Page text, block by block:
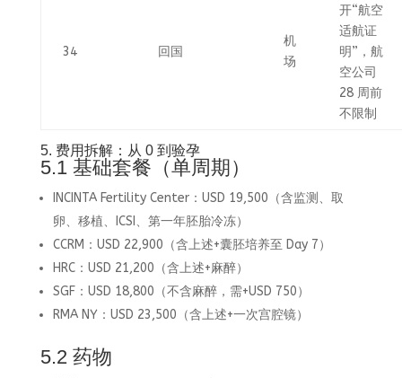
34 回国
机
场
开“航空
适航证
明”，航
空公司
28 周前
不限制
5. 费用拆解：从 0 到验孕
5.1 基础套餐（单周期）
INCINTA Fertility Center：USD 19,500（含监测、取
卵、移植、ICSI、第一年胚胎冷冻）
CCRM：USD 22,900（含上述+囊胚培养至 Day 7）
HRC：USD 21,200（含上述+麻醉）
SGF：USD 18,800（不含麻醉，需+USD 750）
RMA NY：USD 23,500（含上述+一次宫腔镜）
5.2 药物